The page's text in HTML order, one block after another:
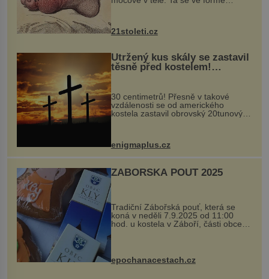
nohou, a způsobuje bole...
21stoleti.cz
Utržený kus skály se zastavil
těsně před kostelem!
Ochránila ho boží síla?
30 centimetrů! Přesně v takové
vzdálenosti se od amerického
kostela zastavil obrovský 20tunový
...
enigmaplus.cz
ZÁBOŘSKÁ POUŤ 2025
Tradiční Zábořská pouť, která se
koná v neděli 7.9.2025 od 11:00
hod. u kostela v Záboří, části obce
Kly u Mělníka. V programu naleznete
komentovanou prohlídku kostela,
epochanacestach.cz